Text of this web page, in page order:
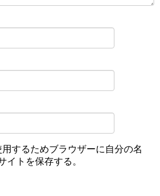
するためブラウザーに自分の名
イトを保存する。